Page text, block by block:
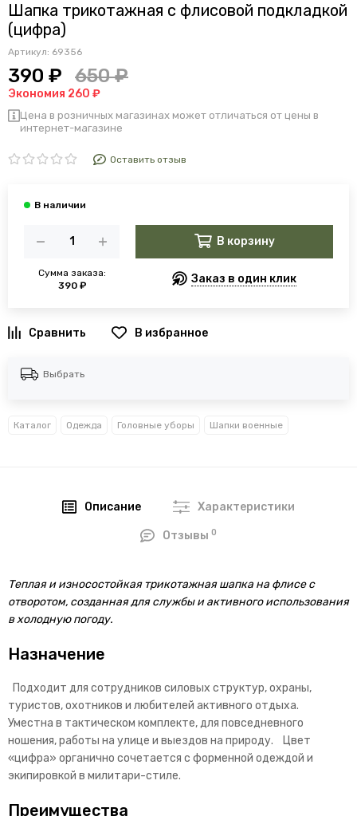
Шапка трикотажная с флисовой подкладкой
(цифра)
Артикул: 69356
390 ₽ 650 ₽
Экономия 260 ₽
Цена в розничных магазинах может отличаться от цены в
интернет-магазине
Оставить отзыв
Сумма заказа:
390 ₽
В корзину
Заказ в один клик
В избранное
Выбрать
Каталог Одежда Головные уборы Шапки военные
Описание Характеристики
Отзывы0
Теплая и износостойкая трикотажная шапка на флисе с
отворотом, созданная для службы и активного использования
в холодную погоду.
Назначение
Подходит для сотрудников силовых структур, охраны,
туристов, охотников и любителей активного отдыха.
Уместна в тактическом комплекте, для повседневного
ношения, работы на улице и выездов на природу. Цвет
«цифра» органично сочетается с форменной одеждой и
экипировкой в милитари-стиле.
Преимущества